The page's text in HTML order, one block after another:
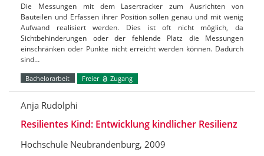
Die Messungen mit dem Lasertracker zum Ausrichten von
Bauteilen und Erfassen ihrer Position sollen genau und mit wenig
Aufwand realisiert werden. Dies ist oft nicht möglich, da
Sichtbehinderungen oder der fehlende Platz die Messungen
einschränken oder Punkte nicht erreicht werden können. Dadurch
sind…
Bachelorarbeit Freier Zugang
Anja Rudolphi
Resilientes Kind: Entwicklung kindlicher Resilienz
Hochschule Neubrandenburg, 2009